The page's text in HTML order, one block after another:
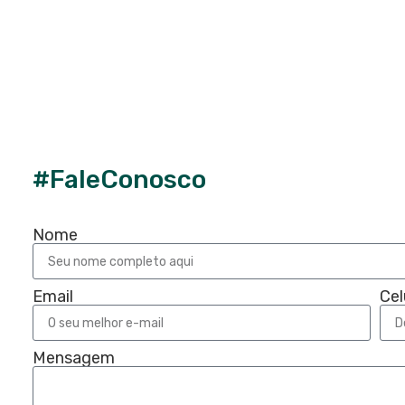
#FaleConosco
Nome
Email
Mensagem